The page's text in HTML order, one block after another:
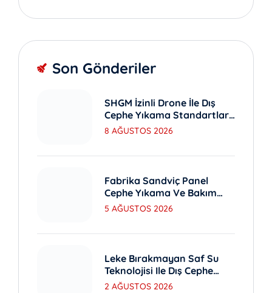
Son Gönderiler
SHGM İzinli Drone İle Dış
Cephe Yıkama Standartları
Nedir?
8 AĞUSTOS 2026
Fabrika Sandviç Panel
Cephe Yıkama Ve Bakım
Yöntemleri
5 AĞUSTOS 2026
Leke Bırakmayan Saf Su
Teknolojisi Ile Dış Cephe
Yıkama
2 AĞUSTOS 2026